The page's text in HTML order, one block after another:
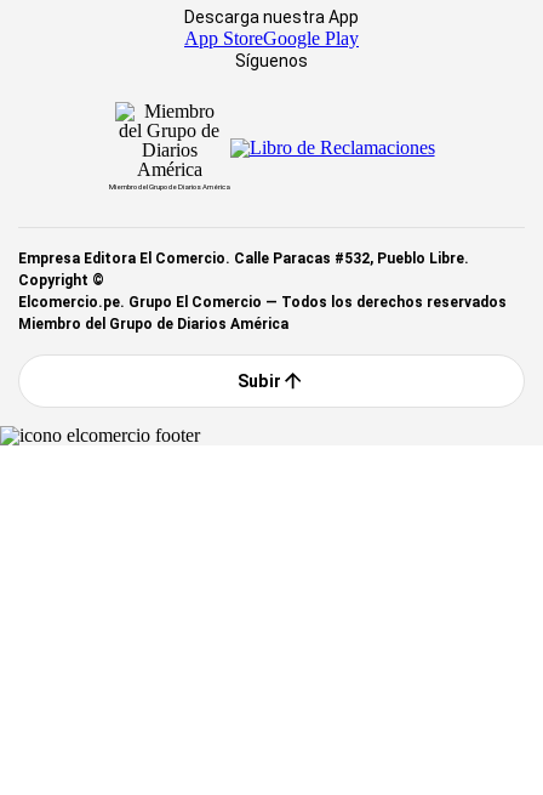
Síguenos
Descarga nuestra App
App StoreGoogle Play
Miembro del Grupo de Diarios América
Empresa Editora El Comercio. Calle Paracas #532, Pueblo Libre.
Copyright ©
Elcomercio.pe. Grupo El Comercio — Todos los derechos reservados
Miembro del Grupo de Diarios América
Subir